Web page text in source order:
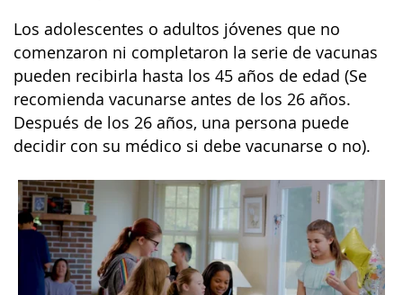
Los adolescentes o adultos jóvenes que no
comenzaron ni completaron la serie de vacunas
pueden recibirla hasta los 45 años de edad (Se
recomienda vacunarse antes de los 26 años.
Después de los 26 años, una persona puede
decidir con su médico si debe vacunarse o no).